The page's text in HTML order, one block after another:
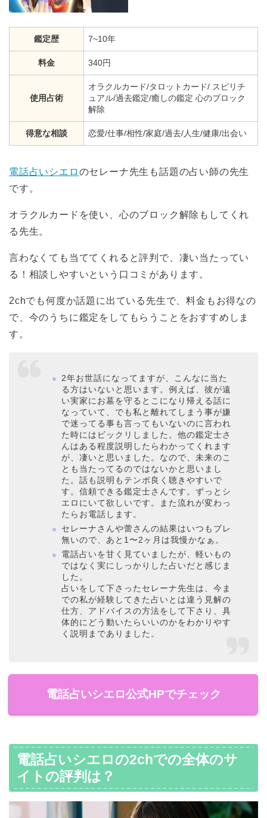
鑑定歴 7~10年
料金 340円
使用占術
オラクルカード/タロットカード/ スピリチ
ュアル/過去鑑定/癒しの鑑定 心のブロック
解除
得意な相談 恋愛/仕事/相性/家庭/過去/人生/健康/出会い
電話占いシエロ のセレーナ先生も話題の占い師の先生
です。
オラクルカードを使い、心のブロック解除もしてくれ
る先生。
言わなくても当ててくれると評判で、凄い当たってい
る！相談しやすいという口コミがあります。
2chでも何度か話題に出ている先生で、料金もお得なの
で、今のうちに鑑定をしてもらうことをおすすめしま
す。
2年お世話になってますが、こんなに当た
る方はいないと思います。例えば、彼が遠
い実家にお墓を守るとこになり帰える話に
なっていて、でも私と離れてしまう事が嫌
で迷ってる事も言ってもいないのに言われ
た時にはビックリしました。他の鑑定士さ
んはある程度説明したらわかってくれます
が、凄いと思いました。なので、未来のこ
とも当たってるのではないかと思いまし
た。話も説明もテンポ良く聴きやすいで
す。信頼できる鑑定士さんです。ずっとシ
エロにいて欲しいです。また流れが変わっ
たらお電話します。
セレーナさんや蕾さんの結果はいつもブレ
無いので、あと1〜2ヶ月は我慢かなぁ。
電話占いを甘く見ていましたが、軽いもの
ではなく実にしっかりした占いだと感じま
した。
占いをして下さったセレーナ先生は、今ま
での私が経験してきた占いとは違う見解の
仕方、アドバイスの方法をして下さり、具
体的にどう動いたらいいのかをわかりやす
く説明までありました。
電話占いシエロ公式HPでチェック
電話占いシエロの2chでの全体のサ
イトの評判は？